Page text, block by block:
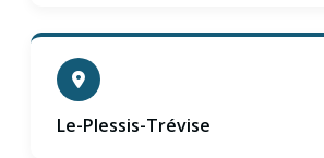
Le-Plessis-Trévise